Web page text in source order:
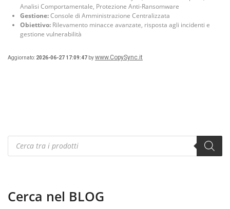
Analisi Comportamentale, Protezione Anti-Ransomware
Gestione:Console di Amministrazione Centralizzata
Obiettivo: Rilevamento minacce avanzate, risposta agli incidenti e
gestione vulnerabilità
Aggiornato: 2026-06-27 17:09:47 bywww.CopySync.it
Products
search
Cerca nel BLOG